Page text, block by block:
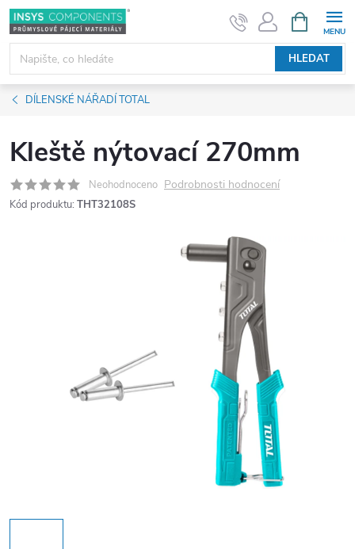
Přejít
na
obsah
HLEDAT
NÁKUPNÍ
KOŠÍK
DÍLENSKÉ NÁŘADÍ TOTAL
Kleště nýtovací 270mm
Neohodnoceno Podrobnosti hodnocení
Kód produktu: THT32108S